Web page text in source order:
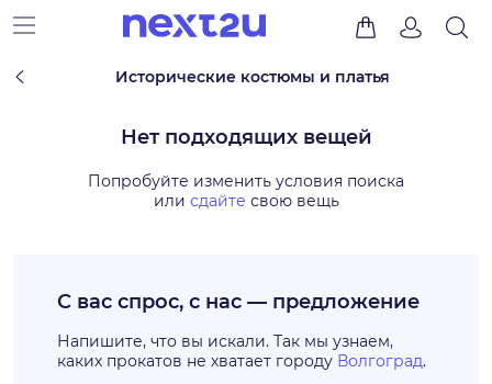
Исторические костюмы и платья
Нет подходящих вещей
Попробуйте изменить условия поиска
или сдайте свою вещь
С вас спрос, с нас — предложение
Напишите, что вы искали. Так мы узнаем,
каких прокатов не хватает городу Волгоград.